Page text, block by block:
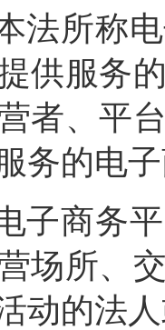
法所称
供服务
者、平
务的电
商务平
场所、
动的法